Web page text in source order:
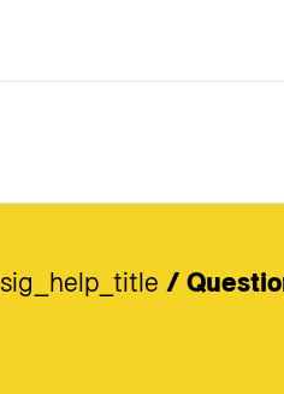
sig_help_title /